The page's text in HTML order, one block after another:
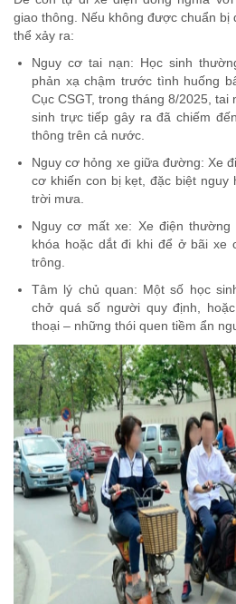
giao thông. Nếu không được chuẩn bị
thể xảy ra:
Nguy cơ tai nạn: Học sinh
phản xạ chậm trước tình huống
Cục CSGT, trong tháng 8/2025,
sinh trực tiếp gây ra đã chiếm
thông trên cả nước.
Nguy cơ hỏng xe giữa đường: Xe
cơ khiến con bị kẹt, đặc biệt nguy
trời mưa.
Nguy cơ mất xe: Xe điện
khóa hoặc dắt đi khi để ở bãi xe
trông.
Tâm lý chủ quan: Một số học
chở quá số người quy định,
thoại – những thói quen tiềm ẩn